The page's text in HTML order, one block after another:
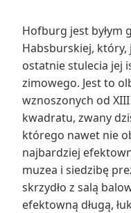
Hofburg jest byłym
Habsburskiej, który,
ostatnie stulecia jej
zimowego. Jest to
wznoszonych od
kwadratu, zwany
którego nawet nie
najbardziej
muzea i siedzibę
skrzydło z salą
efektowną długą,